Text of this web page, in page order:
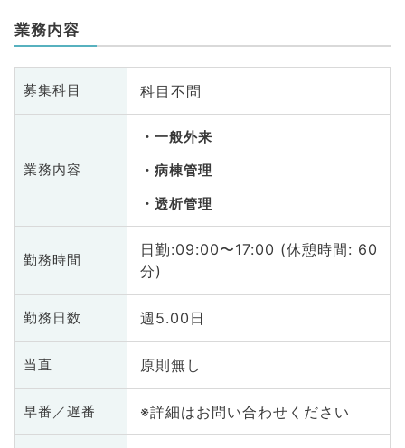
業務内容
募集科目 科目不問
業務内容
一般外来
病棟管理
透析管理
勤務時間
日勤:09:00〜17:00 (休憩時間: 60
分)
勤務日数 週5.00日
当直 原則無し
早番／遅番 ※詳細はお問い合わせください